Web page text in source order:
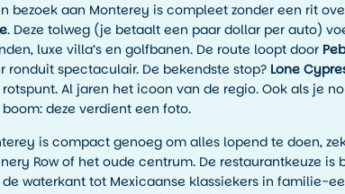
bezoek aan Monterey is compleet zonder een rit
. Deze tolweg (je betaalt een paar dollar per auto)
luxe villa’s en golfbanen. De route loopt door
ronduit spectaculair. De bekendste stop? Lone
Al jaren het icoon van de regio. Ook als je
deze verdient een foto.
is compact genoeg om alles lopend te doen,
Row of het oude centrum. De restaurantkeuze is
waterkant tot Mexicaanse klassiekers in familie-